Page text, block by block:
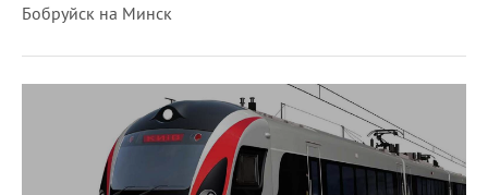
Бобруйск на Минск